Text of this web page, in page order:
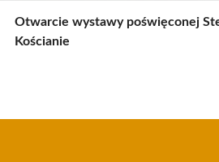
Otwarcie wystawy poświęconej
Kościanie